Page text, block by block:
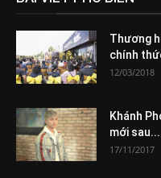
Thương
chính
12/03/2018
Khánh
mới sau...
17/11/2017